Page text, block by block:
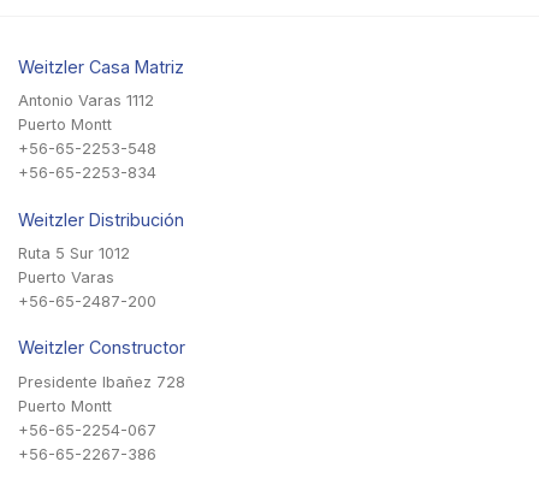
Weitzler Casa Matriz
Antonio Varas 1112
Puerto Montt
+56-65-2253-548
+56-65-2253-834
Weitzler Distribución
Ruta 5 Sur 1012
Puerto Varas
+56-65-2487-200
Weitzler Constructor
Presidente Ibañez 728
Puerto Montt
+56-65-2254-067
+56-65-2267-386